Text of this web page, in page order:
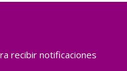
recibir notificaciones